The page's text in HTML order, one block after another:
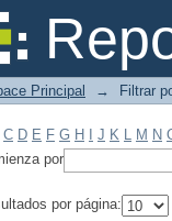
por:
Principal → Filtrar
C D E F G H J K L M N
por
por página: